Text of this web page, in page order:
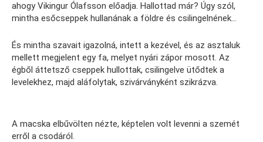
ahogy Vikingur Ólafsson előadja. Hallottad már? Úgy szól,
mintha esőcseppek hullanának a földre és csilingelnének…
És mintha szavait igazolná, intett a kezével, és az asztaluk
mellett megjelent egy fa, melyet nyári zápor mosott. Az
égből áttetsző cseppek hullottak, csilingelve ütődtek a
levelekhez, majd aláfolytak, szivárványként szikrázva.
A macska elbűvölten nézte, képtelen volt levenni a szemét
erről a csodáról.